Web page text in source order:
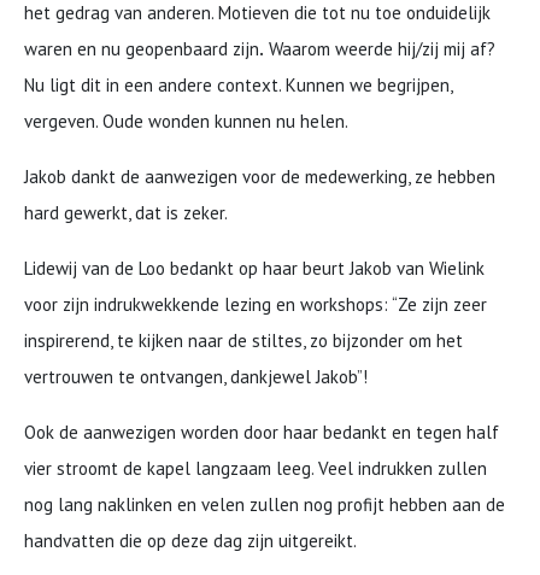
het gedrag van anderen. Motieven die tot nu toe onduidelijk
waren en nu geopenbaard zijn. Waarom weerde hij/zij mij af?
Nu ligt dit in een andere context. Kunnen we begrijpen,
vergeven. Oude wonden kunnen nu helen.
Jakob dankt de aanwezigen voor de medewerking, ze hebben
hard gewerkt, dat is zeker.
Lidewij van de Loo bedankt op haar beurt Jakob van Wielink
voor zijn indrukwekkende lezing en workshops: “Ze zijn zeer
inspirerend, te kijken naar de stiltes, zo bijzonder om het
vertrouwen te ontvangen, dankjewel Jakob”!
Ook de aanwezigen worden door haar bedankt en tegen half
vier stroomt de kapel langzaam leeg. Veel indrukken zullen
nog lang naklinken en velen zullen nog profijt hebben aan de
handvatten die op deze dag zijn uitgereikt.